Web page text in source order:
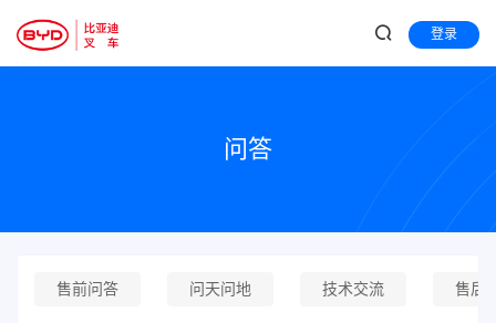
登录
问答
售前问答 问天问地 技术交流 售后